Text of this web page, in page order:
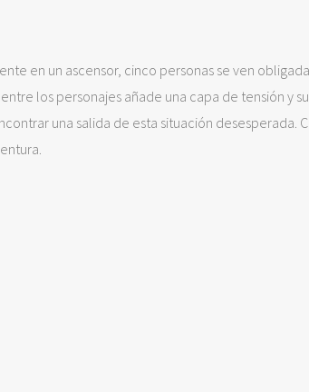
en un ascensor, cinco personas se ven
los personajes añade una capa de tensión y
una salida de esta situación desesperada.